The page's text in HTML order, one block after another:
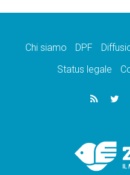
Chi siamo DPF
Status legale